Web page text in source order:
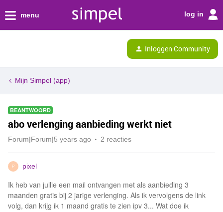
menu log in
Inloggen Community
Mijn Simpel (app)
BEANTWOORD
abo verlenging aanbieding werkt niet
Forum|Forum|5 years ago 2 reacties
P pixel
Ik heb van jullie een mail ontvangen met als aanbieding 3
maanden gratis bij 2 jarige verlenging. Als ik vervolgens de link
volg, dan krijg ik 1 maand gratis te zien ipv 3... Wat doe ik